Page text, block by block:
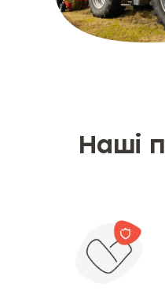
що
визначення
премії
Наші